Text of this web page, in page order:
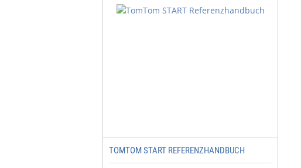
TOMTOM START REFERENZHANDBUCH